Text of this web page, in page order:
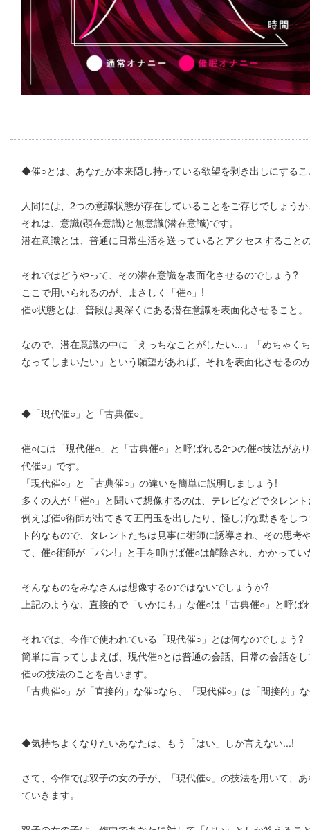
◆催○とは、あなたが本来隠し持っている欲望を剥き出しにする
人間には、2つの意識状態が存在していることをご存じでしょう
それは、意識(顕在意識)と無意識(潜在意識)です。
潜在意識とは、普通に日常生活を送っているとアクセスすること
それではどうやって、その潜在意識を表面化させるのでしょう?
ここで用いられるのが、まさしく「催○」!
催○状態とは、普段は奥深くにある潜在意識を表面化させること。
なので、潜在意識の中に「えっちなことがしたい...」「めちゃく
なってしまいたい」という願望があれば、それを表面化させるの
◆「現代催○」と「古典催○」
催○には「現代催○」と「古典催○」と呼ばれる2つの催○技法があ
代催○」です。
「現代催○」と「古典催○」の違いを簡単に説明しましょう!
多くの人が「催○」と聞いて想像するのは、テレビなどでタレン
例えば催○術師が出てきて五円玉を出したり、怪しげな動きをし
ト的なもので、タレントたちは見事に術師に誘導され、その思
て、催○術師が「パン!」と手を叩けば催○は解除され、かかって
そんなものをみなさんは想像するのではないでしょうか?
上記のような、直接的で「いかにも」な催○は「古典催○」と呼ば
それでは、今作で使われている「現代催○」とは何なのでしょう?
簡単に言ってしまえば、現代催○とは普通の会話、日常の会話を
催○の技法のことを言います。
「古典催○」が「直接的」な催○なら、「現代催○」は「間接的」
◆気持ちよくなりたいあなたは、もう「はい」しか言えない...!
さて、今作では双子の女の子が、「現代催○」の技法を用いて、
ていきます。